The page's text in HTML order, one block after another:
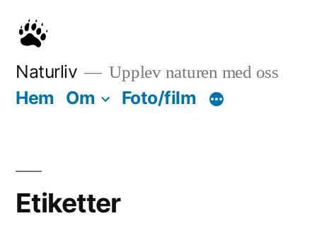
innehåll
Naturliv Upplev naturen med oss
Hem Om Foto/film
Etiketter